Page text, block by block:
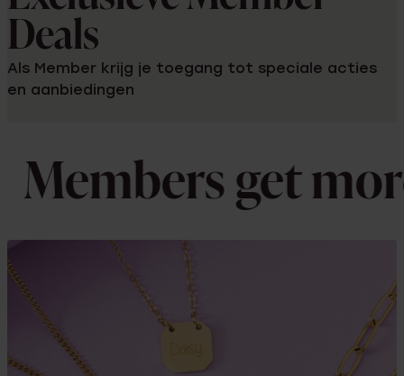
Deals
Als Member krijg je toegang tot speciale acties
en aanbiedingen
get more